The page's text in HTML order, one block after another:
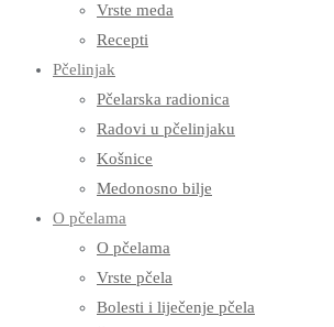
Vrste meda
Recepti
Pčelinjak
Pčelarska radionica
Radovi u pčelinjaku
Košnice
Medonosno bilje
O pčelama
O pčelama
Vrste pčela
Bolesti i liječenje pčela